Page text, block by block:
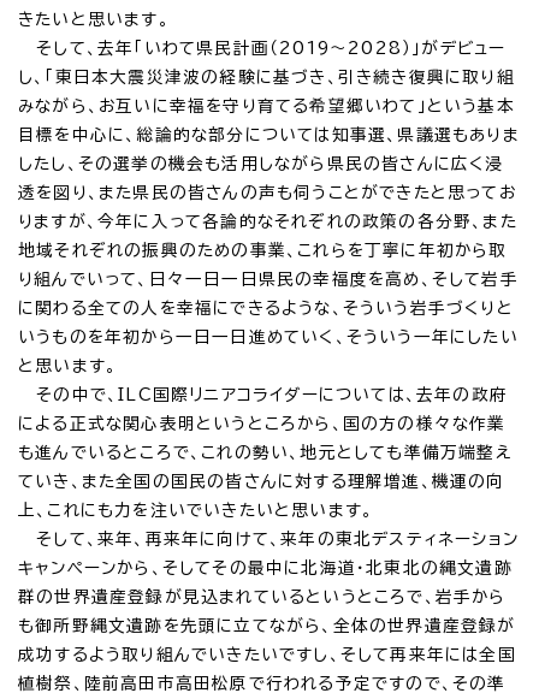
きたいと思います。
そして、去年「いわて県民計画（2019～2028）」がデビュー
し、「東日本大震災津波の経験に基づき、引き続き復興に取り組
みながら、お互いに幸福を守り育てる希望郷いわて」という基本
目標を中心に、総論的な部分については知事選、県議選もありま
したし、その選挙の機会も活用しながら県民の皆さんに広く浸
透を図り、また県民の皆さんの声も伺うことができたと思ってお
りますが、今年に入って各論的なそれぞれの政策の各分野、また
地域それぞれの振興のための事業、これらを丁寧に年初から取
り組んでいって、日々一日一日県民の幸福度を高め、そして岩手
に関わる全ての人を幸福にできるような、そういう岩手づくりと
いうものを年初から一日一日進めていく、そういう一年にしたい
と思います。
その中で、ILC国際リニアコライダーについては、去年の政府
による正式な関心表明というところから、国の方の様々な作業
も進んでいるところで、これの勢い、地元としても準備万端整え
ていき、また全国の国民の皆さんに対する理解増進、機運の向
上、これにも力を注いでいきたいと思います。
そして、来年、再来年に向けて、来年の東北デスティネーション
キャンペーンから、そしてその最中に北海道・北東北の縄文遺跡
群の世界遺産登録が見込まれているというところで、岩手から
も御所野縄文遺跡を先頭に立てながら、全体の世界遺産登録が
成功するよう取り組んでいきたいですし、そして再来年には全国
植樹祭、陸前高田市高田松原で行われる予定ですので、その準